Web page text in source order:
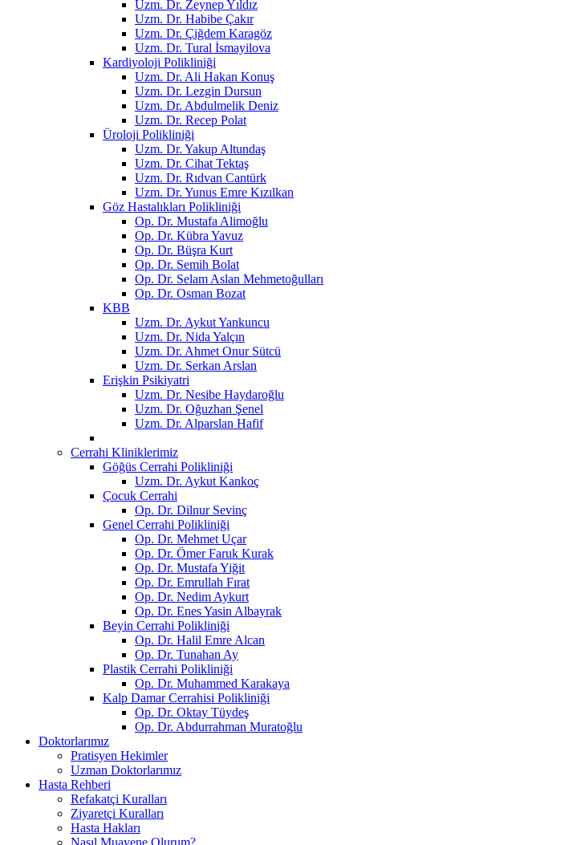
Uzm. Dr. Zeynep Yıldız
Uzm. Dr. Habibe Çakır
Uzm. Dr. Çiğdem Karagöz
Uzm. Dr. Tural İsmayilova
Kardiyoloji Polikliniği
Uzm. Dr. Ali Hakan Konuş
Uzm. Dr. Lezgin Dursun
Uzm. Dr. Abdulmelik Deniz
Uzm. Dr. Recep Polat
Üroloji Polikliniği
Uzm. Dr. Yakup Altundaş
Uzm. Dr. Cihat Tektaş
Uzm. Dr. Rıdvan Cantürk
Uzm. Dr. Yunus Emre Kızılkan
Göz Hastalıkları Polikliniği
Op. Dr. Mustafa Alimoğlu
Op. Dr. Kübra Yavuz
Op. Dr. Büşra Kurt
Op. Dr. Semih Bolat
Op. Dr. Selam Aslan Mehmetoğulları
Op. Dr. Osman Bozat
KBB
Uzm. Dr. Aykut Yankuncu
Uzm. Dr. Nida Yalçın
Uzm. Dr. Ahmet Onur Sütcü
Uzm. Dr. Serkan Arslan
Erişkin Psikiyatri
Uzm. Dr. Nesibe Haydaroğlu
Uzm. Dr. Oğuzhan Şenel
Uzm. Dr. Alparslan Hafif
Cerrahi Kliniklerimiz
Göğüs Cerrahi Polikliniği
Uzm. Dr. Aykut Kankoç
Çocuk Cerrahi
Op. Dr. Dilnur Sevinç
Genel Cerrahi Polikliniği
Op. Dr. Mehmet Uçar
Op. Dr. Ömer Faruk Kurak
Op. Dr. Mustafa Yiğit
Op. Dr. Emrullah Fırat
Op. Dr. Nedim Aykurt
Op. Dr. Enes Yasin Albayrak
Beyin Cerrahi Polikliniği
Op. Dr. Halil Emre Alcan
Op. Dr. Tunahan Ay
Plastik Cerrahi Polikliniği
Op. Dr. Muhammed Karakaya
Kalp Damar Cerrahisi Polikliniği
Op. Dr. Oktay Tüydeş
Op. Dr. Abdurrahman Muratoğlu
Doktorlarımız
Pratisyen Hekimler
Uzman Doktorlarımız
Hasta Rehberi
Refakatçi Kuralları
Ziyaretçi Kuralları
Hasta Hakları
Nasıl Muayene Olurum?